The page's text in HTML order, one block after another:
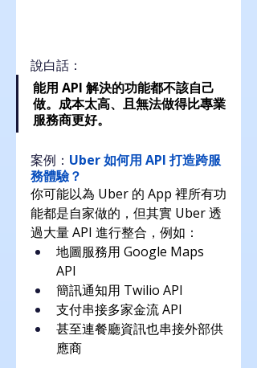
說白話：
能用 API 解決的功能都不該自己
做。成本太高、且無法做得比專業
服務商更好。
案例： Uber 如何用 API 打造跨服
務體驗？
你可能以為 Uber 的 App 裡所有功
能都是自家做的，但其實 Uber 透
過大量 API 進行整合，例如：
地圖服務用 Google Maps
API
簡訊通知用 Twilio API
支付串接多家金流 API
甚至連餐廳資訊也串接外部供
應商